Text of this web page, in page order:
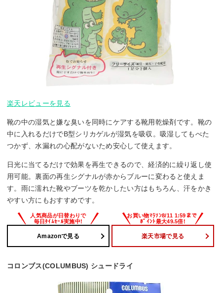
楽天レビューを見る
靴の中の湿気と嫌な臭いを同時にケアする靴用乾燥剤です。靴の
中に入れるだけでB型シリカゲルが湿気を吸収。吸湿してもべた
つかず、水漏れの心配がないため安心して使えます。
日光に当てるだけで効果を再生できるので、経済的に繰り返し使
用可能。裏面の再生シグナルが赤からブルーに変わると使えま
す。雨に濡れた靴やブーツを乾かしたい方はもちろん、汗をかき
やすい方にもおすすめです。
Amazonで見る 楽天市場で見る
コロンブス(COLUMBUS) シュードライ